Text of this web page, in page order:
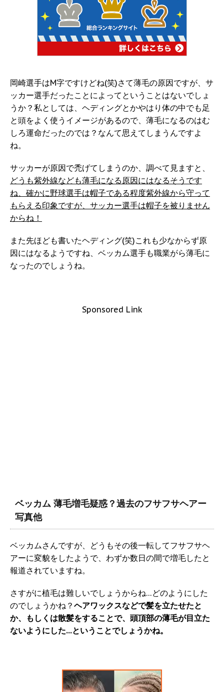
岡崎選手はM字ですけどね(笑)さて薄毛の原因ですが、サ
ッカー選手だったことによってということはないでしょ
うか？私としては、ヘディングとかやはり体の中でも足
と頭をよく使うイメージがあるので、薄毛になるのはむ
しろ運命だったのでは？なんて思えてしまうんですよ
ね。
サッカーが原因で禿げてしまうのか、調べて見ますと、
どうも紫外線なども薄毛になる原因にはなるそうです
ね、確かに野球選手は帽子である程度紫外線から守って
もらえる印象ですが、サッカー選手は帽子を被りません
からね！
また先ほども書いたヘディング(笑)これも少なからず原
因にはなるようですね、ベッカム選手も職業がら薄毛に
なったのでしょうね。
Sponsored Link
ベッカム 薄毛増毛疑惑？過去のフサフサヘアー
写真他
ベッカムさんですが、どうもその後一転してフサフサヘ
アーに変貌をしたようで、わずか数日の間で増毛したと
報道されていますね。
さすがに植毛は難しいでしょうからね…どのようにした
のでしょうかね？ ヘアワックスなどで髪を立たせたと
か、もしくは散髪をすることで、頭頂部の薄毛が目立た
ないようにした…ということでしょうかね。